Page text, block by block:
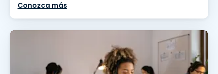
Conozca más